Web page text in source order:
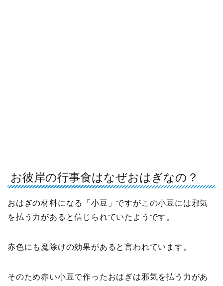
お彼岸の行事食はなぜおはぎなの？
おはぎの材料になる「小豆」ですがこの小豆には邪気
を払う力があると信じられていたようです。
赤色にも魔除けの効果があると言われています。
そのため赤い小豆で作ったおはぎは邪気を払う力があ